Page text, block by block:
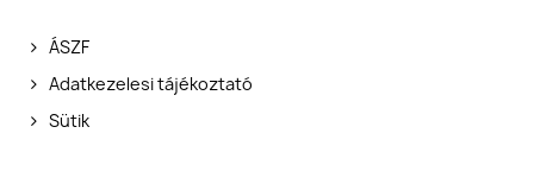
ÁSZF
Adatkezelesi tájékoztató
Sütik